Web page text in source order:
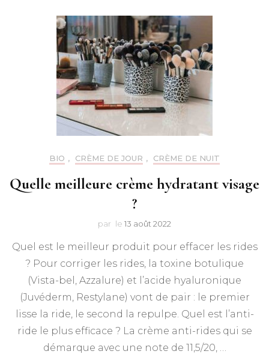
BIO , CRÈME DE JOUR , CRÈME DE NUIT
Quelle meilleure crème hydratant visage
?
par le 13 août 2022
Quel est le meilleur produit pour effacer les rides
? Pour corriger les rides, la toxine botulique
(Vista-bel, Azzalure) et l’acide hyaluronique
(Juvéderm, Restylane) vont de pair : le premier
lisse la ride, le second la repulpe. Quel est l’anti-
ride le plus efficace ? La crème anti-rides qui se
démarque avec une note de 11,5/20, …